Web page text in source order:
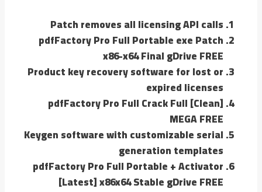
Patch removes all licensing API calls
pdfFactory Pro Full Portable exe Patch
x86-x64 Final gDrive FREE
Product key recovery software for lost or
expired licenses
pdfFactory Pro Full Crack Full [Clean]
MEGA FREE
Keygen software with customizable serial
generation templates
pdfFactory Pro Full Portable + Activator
[Latest] x86x64 Stable gDrive FREE